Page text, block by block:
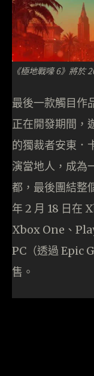
《極地戰嚎 6》將於
最後一款觸目作
正在開發期間，
的獨裁者安東．
演當地人，成為
都，最後團結整
年 2 月 18 日在
Xbox One、
PC（透過 Epic
售。